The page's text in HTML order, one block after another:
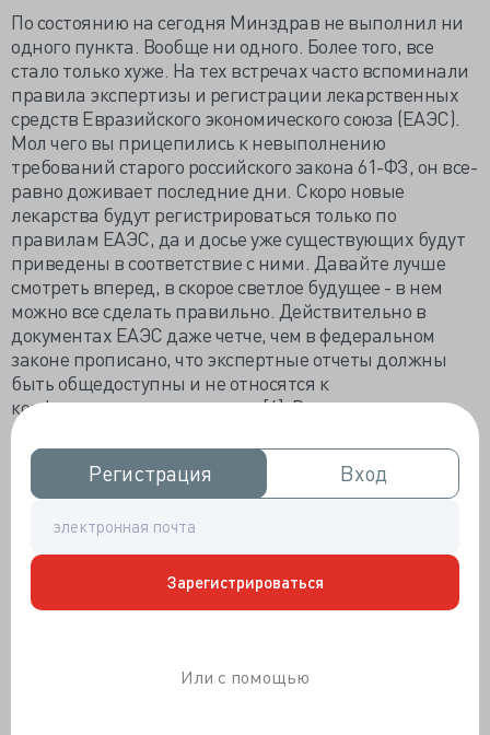
Регистрация
Регистрация Вход
Вход
Зарегистрироваться
Или с помощью
По состоянию на сегодня Минздрав не выполнил ни
одного пункта. Вообще ни одного. Более того, все
стало только хуже. На тех встречах часто вспоминали
правила экспертизы и регистрации лекарственных
средств Евразийского экономического союза (ЕАЭС).
Мол чего вы прицепились к невыполнению
требований старого российского закона 61-ФЗ, он все-
равно доживает последние дни. Скоро новые
лекарства будут регистрироваться только по
правилам ЕАЭС, да и досье уже существующих будут
приведены в соответствие с ними. Давайте лучше
смотреть вперед, в скорое светлое будущее - в нем
можно все сделать правильно. Действительно в
документах ЕАЭС даже четче, чем в федеральном
законе прописано, что экспертные отчеты должны
быть общедоступны и не относятся к
конфиденциальным данным[4]. Вроде совсем
никаких возможностей юлить не остается. Ну не могут
же они просто взять и снова не публиковать их
вопреки всему. Но вот “светлое будущее” наступило. И
мы видим, что очень даже могут - просто взять и не
публиковать. Как игнорировали 61-ФЗ, так
игнорируют и правила ЕАЭС.
Итак, открываем Единый реестр
зарегистрированных лекарственных средств
выбрать лекарственный препарат, а затем перейти в